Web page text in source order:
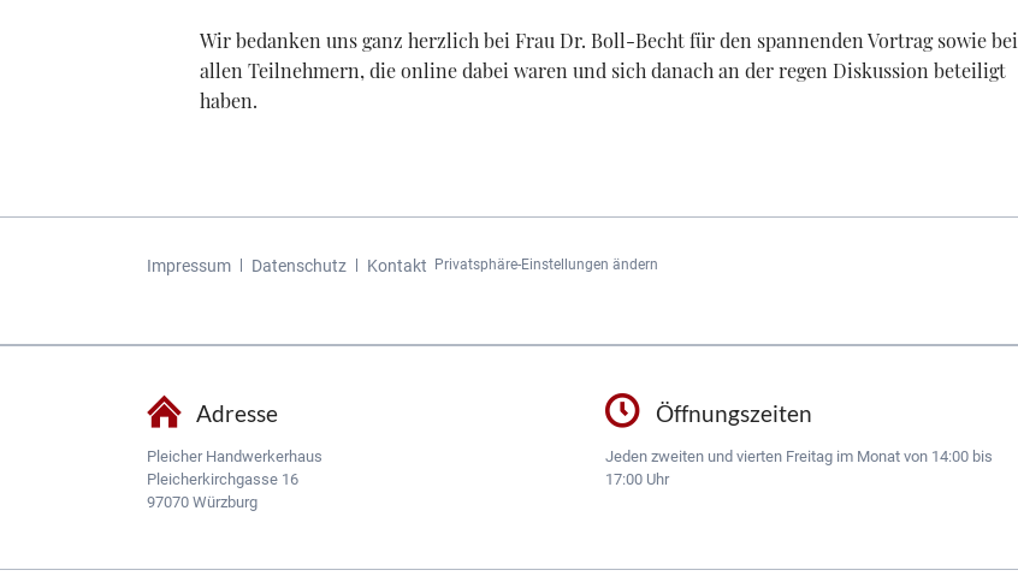
Wir bedanken uns ganz herzlich bei Frau Dr. Boll-Becht für den spannenden Vortrag sowie bei
allen Teilnehmern, die online dabei waren und sich danach an der regen Diskussion beteiligt
haben.
Navigation
Impressum Datenschutz Kontakt Privatsphäre-Einstellungen ändern
Adresse
Pleicher Handwerkerhaus
Pleicherkirchgasse 16
97070 Würzburg
Öffnungszeiten
Jeden zweiten und vierten Freitag im Monat von 14:00 bis
17:00 Uhr